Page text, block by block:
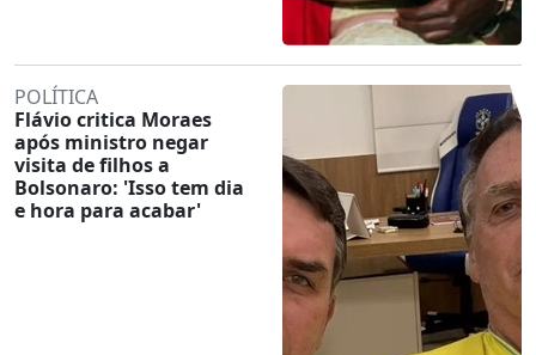
POLÍTICA
Flávio critica Moraes
após ministro negar
visita de filhos a
Bolsonaro: 'Isso tem dia
e hora para acabar'